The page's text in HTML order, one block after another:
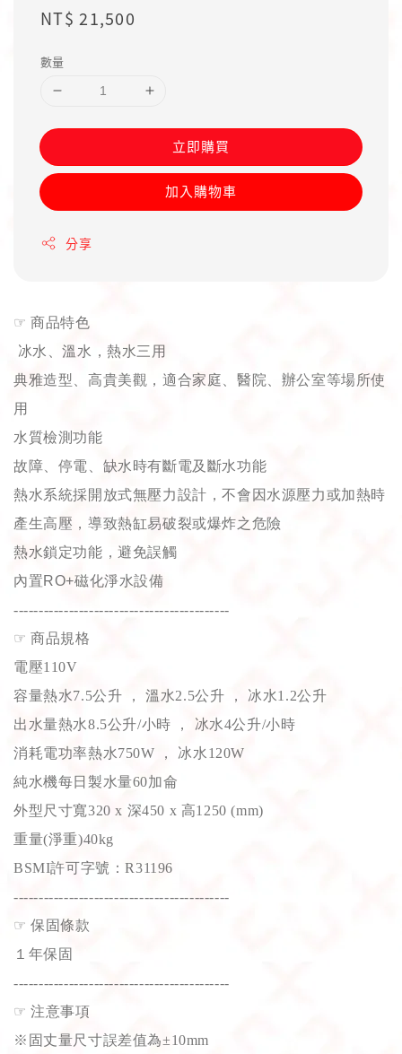
Regular
NT$ 21,500
數量
立即購買
加入購物車
分享
☞ 商品特色
冰水、溫水，熱水三用
典雅造型、高貴美觀，適合家庭、醫院、辦公室等場所使
用
水質檢測功能
故障、停電、缺水時有斷電及斷水功能
熱水系統採開放式無壓力設計，不會因水源壓力或加熱時
產生高壓，導致熱缸易破裂或爆炸之危險
熱水鎖定功能，避免誤觸
內置RO+磁化淨水設備
-------------------------------------------
☞ 商品規格
電壓110V
容量熱水7.5公升 ， 溫水2.5公升 ， 冰水1.2公升
出水量熱水8.5公升/小時 ， 冰水4公升/小時
消耗電功率熱水750W ， 冰水120W
純水機每日製水量60加侖
外型尺寸寬320 x 深450 x 高1250 (mm)
重量(淨重)40kg
BSMI許可字號：R31196
-------------------------------------------
☞ 保固條款
１年保固
-------------------------------------------
☞ 注意事項
※固丈量尺寸誤差值為±10mm